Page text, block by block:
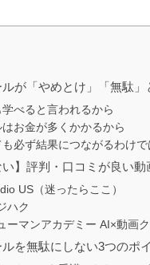
が「やめとけ」「無駄
べると言われるから
お金が多くかかるから
必ず結果につながるわけで
い】評判・口コミが良い
US（迷ったらここ）
ハク
ーマンアカデミー AI×動画
を無駄にしない3つのポ